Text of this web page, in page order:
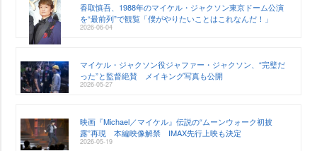
香取慎吾、1988年のマイケル・ジャクソン東京ドーム公演
を“最前列”で観覧「僕がやりたいことはこれなんだ！」
2026-06-04
マイケル・ジャクソン役ジャファー・ジャクソン、“完璧だ
った”と監督絶賛 メイキング写真も公開
2026-05-27
映画『Michael／マイケル』伝説の“ムーンウォーク初披
露”再現 本編映像解禁 IMAX先行上映も決定
2026-05-19